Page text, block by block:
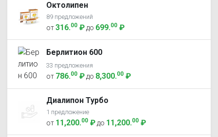
Октолипен
89 предложений
от316.00 ₽ до 699.00 ₽
Берлитион 600
33 предложения
от 786.00 ₽ до 8,300.00 ₽
Диалипон Турбо
1 предложение
от 11,200.00 ₽ до 11,200.00 ₽